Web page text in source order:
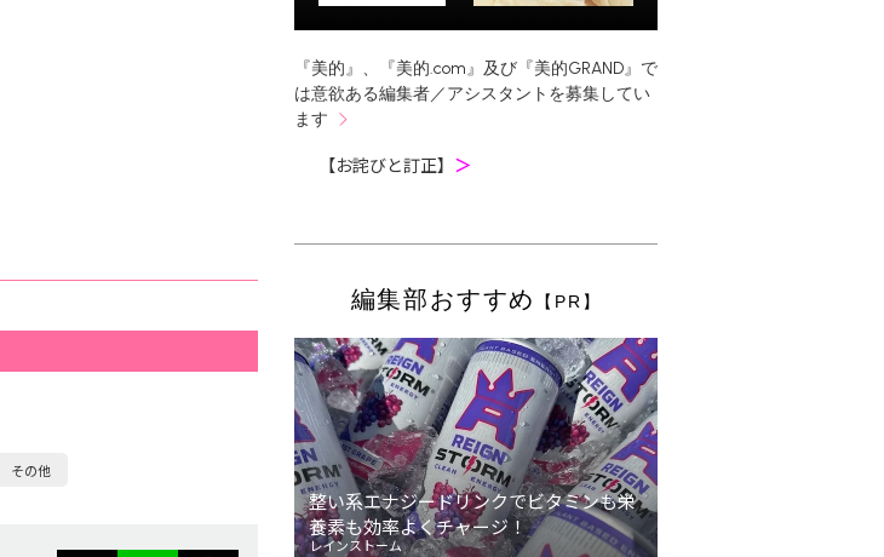
その他
『美的』、『美的.com』及び『美的GRAND』で
は意欲ある編集者／アシスタントを募集してい
ます
【お詫びと訂正】 ＞
編集部おすすめ 【PR】
整い系エナジードリンクでビタミンも栄
養素も効率よくチャージ！
レインストーム